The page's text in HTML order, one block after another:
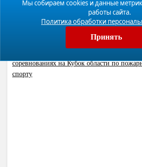
соревнованиях на Кубок области по
спорту
Мы собираем cookies и данные
работы сайта.
Политика обработки
Принять